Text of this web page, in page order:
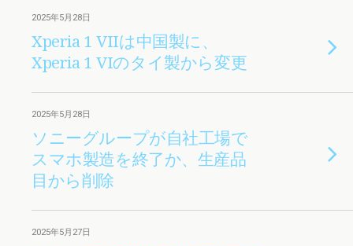
2025年5月28日
Xperia 1 VIIは中国製に、
Xperia 1 VIのタイ製から変更
2025年5月28日
ソニーグループが自社工場で
スマホ製造を終了か、生産品
目から削除
2025年5月27日